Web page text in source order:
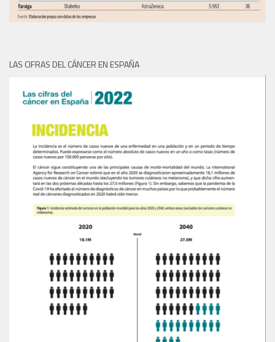
LAS CIFRAS DEL CÁNCER EN ESPAÑA